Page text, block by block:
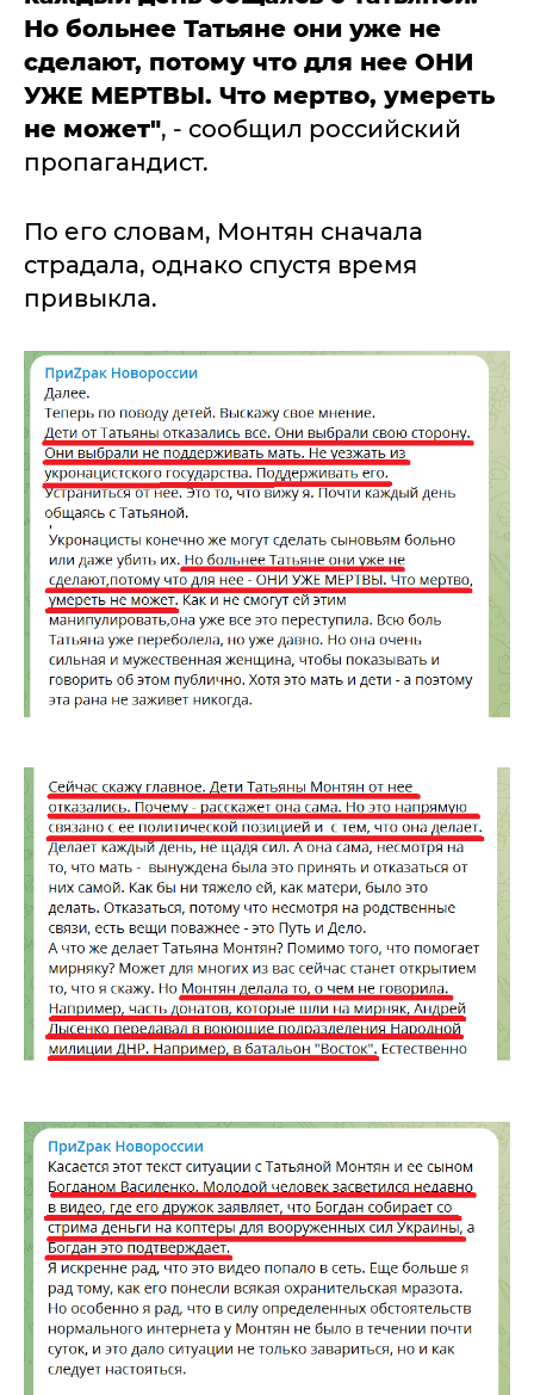
Но больнее Татьяне они уже не
сделают, потому что для нее ОНИ
УЖЕ МЕРТВЫ. Что мертво, умереть
не может", - сообщил российский
пропагандист.
По его словам, Монтян сначала
страдала, однако спустя время
привыкла.